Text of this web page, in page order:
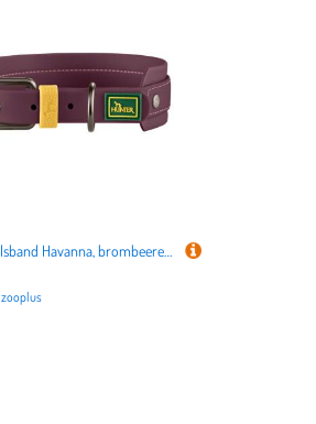
HUNTER Halsband Havanna, brombeere - Größe M - L: 42 - 50 cm Halsumfang
zooplus